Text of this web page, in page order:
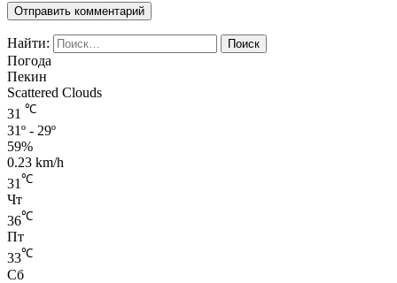
Найти:
Погода
Пекин
Scattered Clouds
31 ℃
31º - 29º
59%
0.23 km/h
31 ℃
Чт
36℃
Пт
33℃
Сб